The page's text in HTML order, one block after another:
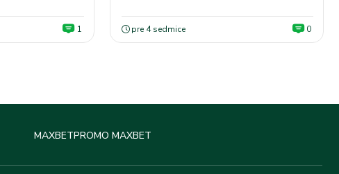
1 pre 4 sedmice 0
MAXBETPROMO MAXBET